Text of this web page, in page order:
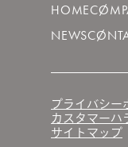
HOME
NEWS
プライバシー
カスタマーハ
サイトマップ